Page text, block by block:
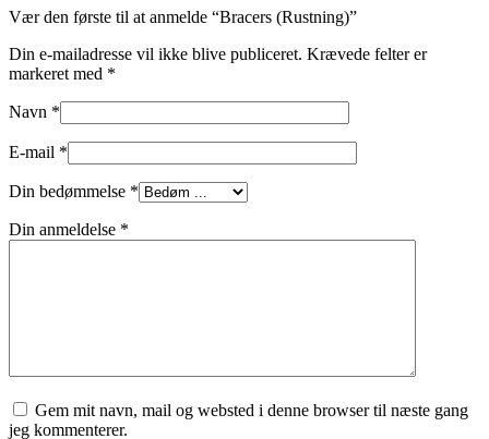
Vær den første til at anmelde “Bracers (Rustning)”
Din e-mailadresse vil ikke blive publiceret. Krævede felter er
markeret med *
Navn *
E-mail *
Din bedømmelse *
Din anmeldelse *
Gem mit navn, mail og websted i denne browser til næste gang
jeg kommenterer.